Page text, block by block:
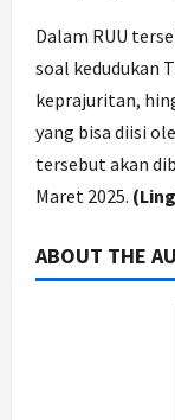
Dalam RUU
soal kedudukan
keprajuritan,
yang bisa diisi
tersebut akan
Maret 2025.
ABOUT THE